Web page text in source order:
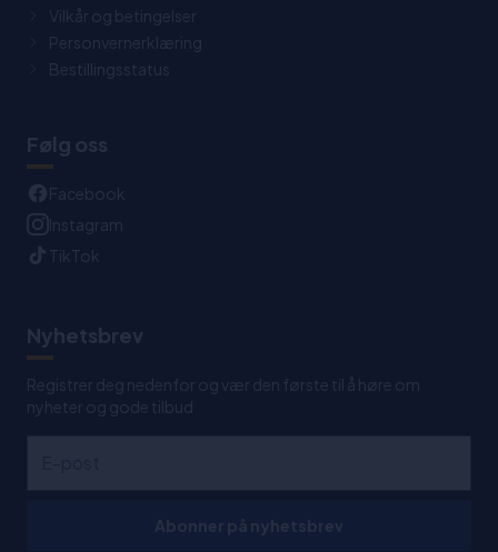
Vilkår og betingelser
Personvernerklæring
Bestillingsstatus
Følg oss
Facebook
Instagram
TikTok
Nyhetsbrev
Registrer deg nedenfor og vær den første til å høre om
nyheter og gode tilbud